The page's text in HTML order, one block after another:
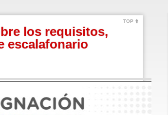
TOP
los requisitos,
escalafonario